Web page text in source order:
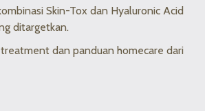
Skin-Tox dan Hyaluronic Acid
ditargetkan.
dan panduan homecare dari